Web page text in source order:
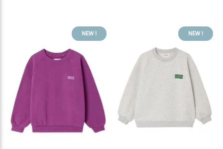
NEW ! NEW !